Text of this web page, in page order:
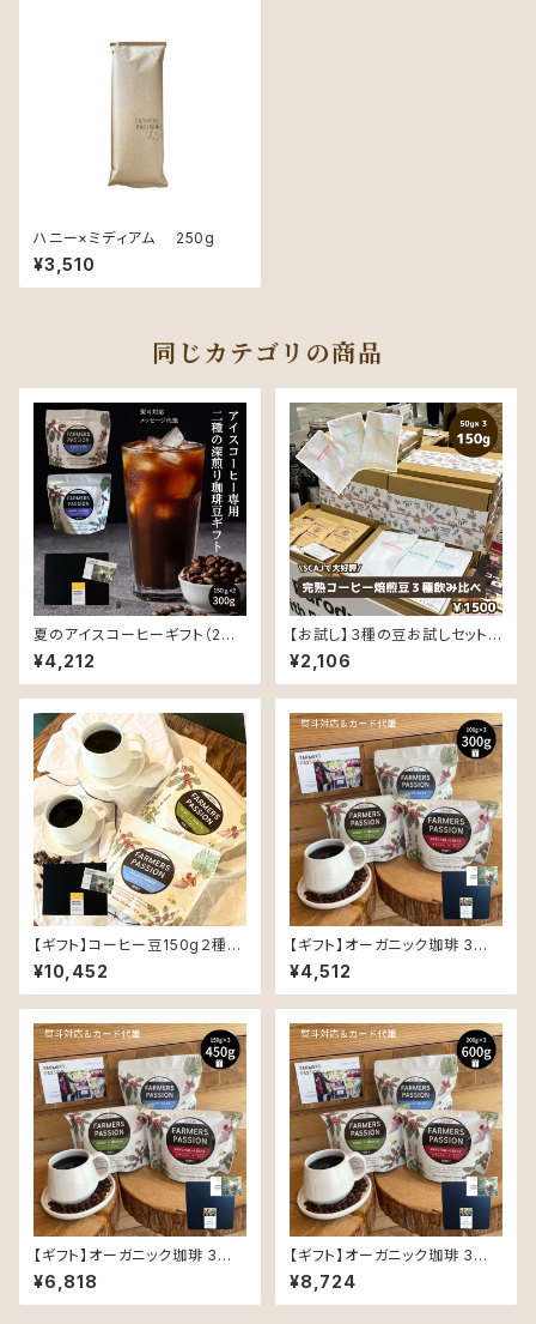
ハニー×ミディアム 250g
¥3,510
同じカテゴリの商品
夏のアイスコーヒーギフト（2種
の深煎り豆×150g）
¥4,212
【お試し】３種の豆お試しセット
（同じ豆で、精製と焙煎でこんな
に変わる！！）各50ｇ
¥2,106
【ギフト】コーヒー豆150g２種と
ペアマグカップとソーサーのギフ
ト
¥10,452
【ギフト】オーガニック珈琲 3種 (
各100g ) 飲み比べギフトセット
〜同じ豆でも精製と焙煎 でこん
なに 変わる！ 〜 ( オリジナルポ
¥4,512
【ギフト】オーガニック珈琲 3種 (
各150g )ギフトセット 〜同じ豆
でも精製と焙煎でこんなに変わ
る！ 〜 ( オリジナルポストカード
¥6,818
【ギフト】オーガニック珈琲 3種 (
各200g )ギフトセット 〜同じ豆
も精製と焙煎でこんなに変わ
る！ 〜 ( オリジナルポストカード
¥8,724